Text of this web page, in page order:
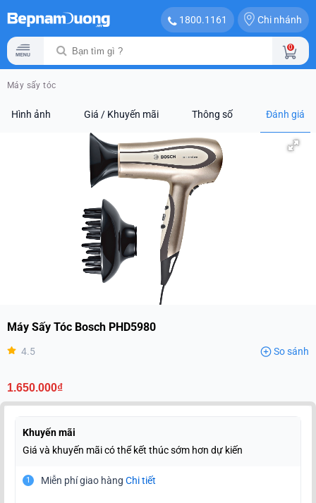
1800.1161 Chi nhánh
0
Máy sấy tóc
Hình ảnh Giá / Khuyến mãi Thông số Đánh giá
Máy Sấy Tóc Bosch PHD5980
4.5 So sánh
1.650.000₫
Khuyến mãi
Giá và khuyến mãi có thể kết thúc sớm hơn dự kiến
1 Miễn phí giao hàng Chi tiết